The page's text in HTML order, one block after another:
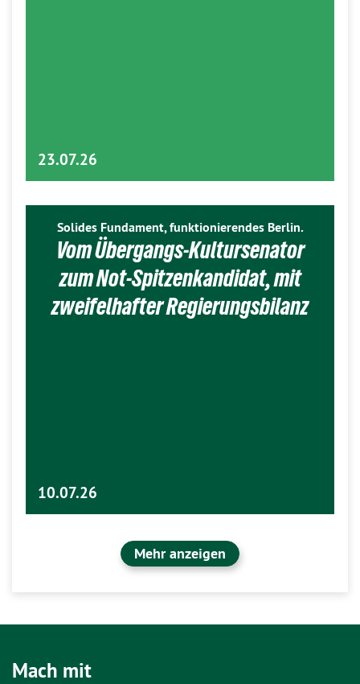
23.07.26
Solides Fundament, funktionierendes Berlin.
Vom Übergangs-Kultursenator
zum Not-Spitzenkandidat, mit
zweifelhafter Regierungsbilanz
10.07.26
Mehr anzeigen
Mach mit